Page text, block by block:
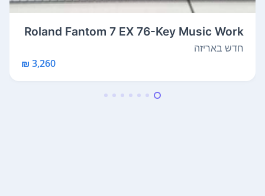
Roland Fantom 7 EX 76-Key Music Work
stat...
חדש באריזה
3,260 ₪